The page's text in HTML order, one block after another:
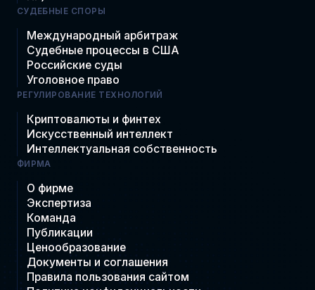
СУДЕБНЫЕ СПОРЫ
Международный арбитраж
Судебные процессы в США
Российские суды
Уголовное право
РЕГУЛИРОВАНИЕ ТЕХНОЛОГИЙ
Криптовалюты и финтех
Искусственный интеллект
Интеллектуальная собственность
ФИРМА
О фирме
Экспертиза
Команда
Публикации
Ценообразование
Документы и соглашения
Правила пользования сайтом